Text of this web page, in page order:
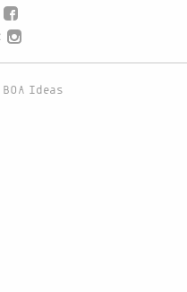
BOA Ideas